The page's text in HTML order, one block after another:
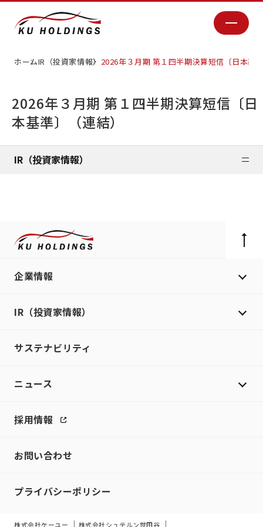
ホームIR（投資家情報） 2026年３月期 第１四半期決算短信〔日本基
2026年３月期 第１四半期決算短信〔日
本基準〕（連結）
IR（投資家情報）
企業情報
IR（投資家情報）
サステナビリティ
ニュース
採用情報
お問い合わせ
プライバシーポリシー
株式会社ケーユー 株式会社シュテルン世田谷